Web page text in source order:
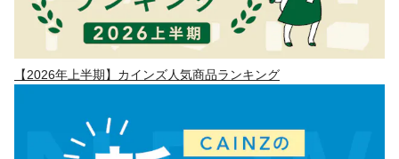
【2026年上半期】カインズ人気商品ランキング